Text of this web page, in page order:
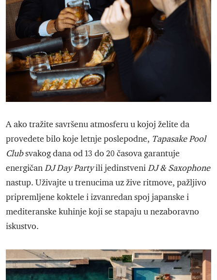
A ako tražite savršenu atmosferu u kojoj želite da
provedete bilo koje letnje poslepodne, Tapasake Pool
Clubsvakog dana od 13 do 20 časova garantuje
energičanDJ Day Partyili jedinstveniDJ & Saxophone
nastup. Uživajte u trenucima uz žive ritmove, pažljivo
pripremljene koktele i izvanredan spoj japanske i
mediteranske kuhinje koji se stapaju u nezaboravno
iskustvo.